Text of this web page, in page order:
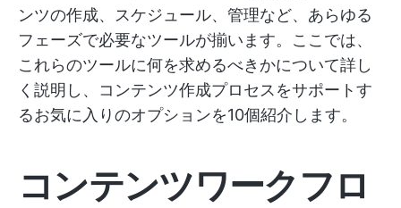
ンツの作成、スケジュール、管理など、あらゆる
フェーズで必要なツールが揃います。ここでは、
これらのツールに何を求めるべきかについて詳し
く説明し、コンテンツ作成プロセスをサポートす
るお気に入りのオプションを10個紹介します。
コンテンツワークフロ